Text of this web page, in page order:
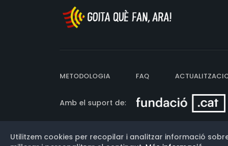
METODOLOGIA FAQ
Amb el suport de:
Versió: 3.13.0.202607011342
Utilitzem cookies per recopilar i analitzar informació